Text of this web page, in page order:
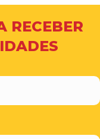
RECEBER